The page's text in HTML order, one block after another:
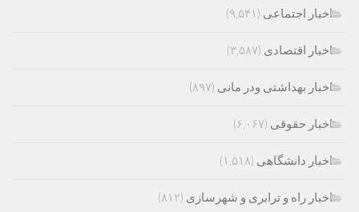
اخبار اجتماعی (۹,۵۴۱)
اخبار اقتصادی (۳,۵۸۷)
اخبار بهداشتی ودر مانی (۸۹۷)
اخبار حقوقی (۶,۰۶۷)
اخبار دانشگاهی (۱,۵۱۸)
اخبار راه و ترابری و شهرسازی (۸۱۲)